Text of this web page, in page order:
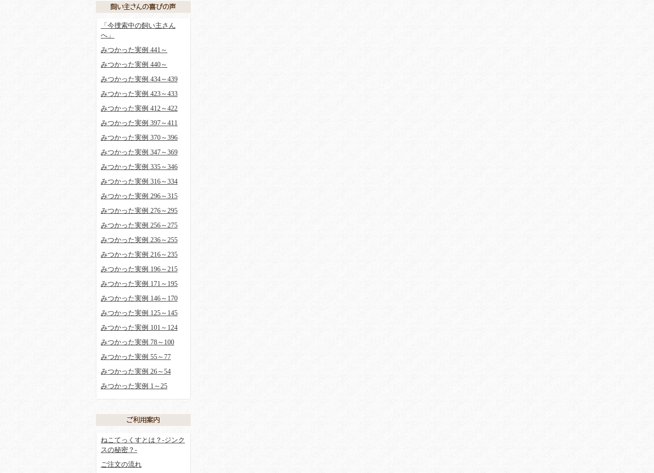
「今捜索中の飼い主さん
へ」
みつかった実例 441～
みつかった実例 440～
みつかった実例 434～439
みつかった実例 423～433
みつかった実例 412～422
みつかった実例 397～411
みつかった実例 370～396
みつかった実例 347～369
みつかった実例 335～346
みつかった実例 316～334
みつかった実例 296～315
みつかった実例 276～295
みつかった実例 256～275
みつかった実例 236～255
みつかった実例 216～235
みつかった実例 196～215
みつかった実例 171～195
みつかった実例 146～170
みつかった実例 125～145
みつかった実例 101～124
みつかった実例 78～100
みつかった実例 55～77
みつかった実例 26～54
みつかった実例 1～25
ねこてっくすとは？-ジンク
スの秘密？-
ご注文の流れ